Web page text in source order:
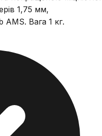
1,75 мм,
AMS. Вага 1 кг.